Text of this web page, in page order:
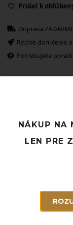
Pridať k
Doprava
Rýchle doručenie
Potrebujete
Súvisiace
NÁKUP NA
LEN PRE